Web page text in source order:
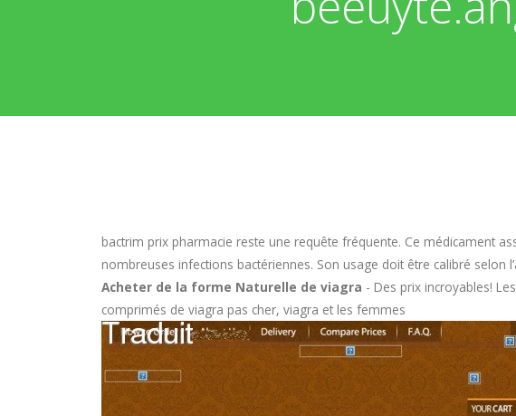
bactrim prix pharmacie reste une requête fréquente. Ce médicament
nombreuses infections bactériennes. Son usage doit être calibré selon
Acheter de la forme Naturelle de viagra - Des prix incroyables!
comprimés de viagra pas cher, viagra et les femmes